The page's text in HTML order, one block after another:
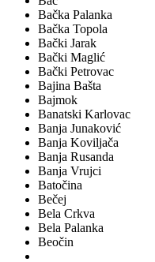
Bačka Palanka
Bačka Topola
Bački Jarak
Bački Maglić
Bački Petrovac
Bajina Bašta
Bajmok
Banatski Karlovac
Banja Junaković
Banja Koviljača
Banja Rusanda
Banja Vrujci
Batočina
Bečej
Bela Crkva
Bela Palanka
Beočin